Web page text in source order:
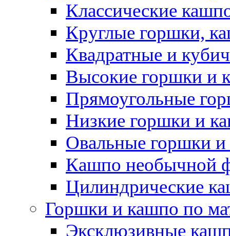
Классические
Круглые горшки,
Квадратные и
Высокие горшки и
Прямоугольные
Низкие горшки и
Овальные горшки
Кашпо необычной
Цилиндрические
Горшки и кашпо по
Эксклюзивные